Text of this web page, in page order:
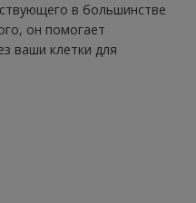
в большинстве
он помогает
ваши клетки для